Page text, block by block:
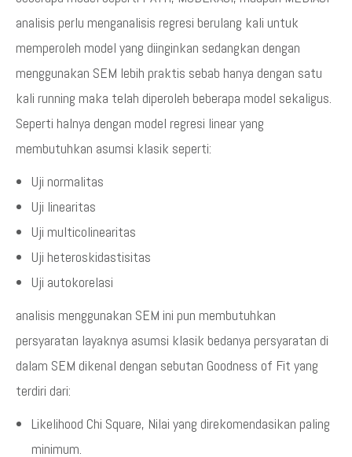
analisis perlu menganalisis regresi berulang kali untuk
memperoleh model yang diinginkan sedangkan dengan
menggunakan SEM lebih praktis sebab hanya dengan satu
kali running maka telah diperoleh beberapa model sekaligus.
Seperti halnya dengan model regresi linear yang
membutuhkan asumsi klasik seperti:
Uji normalitas
Uji linearitas
Uji multicolinearitas
Uji heteroskidastisitas
Uji autokorelasi
analisis menggunakan SEM ini pun membutuhkan
persyaratan layaknya asumsi klasik bedanya persyaratan di
dalam SEM dikenal dengan sebutan Goodness of Fit yang
terdiri dari:
Likelihood Chi Square, Nilai yang direkomendasikan paling
minimum.